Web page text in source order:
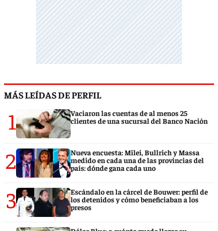
MÁS LEÍDAS DE PERFIL
1
Vaciaron las cuentas de al menos 25
clientes de una sucursal del Banco Nación
2
Nueva encuesta: Milei, Bullrich y Massa
medido en cada una de las provincias del
país: dónde gana cada uno
3
Escándalo en la cárcel de Bouwer: perfil de
los detenidos y cómo beneficiaban a los
presos